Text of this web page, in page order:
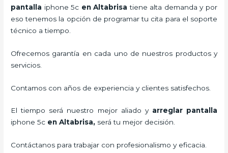
pantalla iphone 5c en Altabrisa tiene alta demanda y por
eso tenemos la opción de programar tu cita para el soporte
técnico a tiempo.
Ofrecemos garantía en cada uno de nuestros productos y
servicios.
Contamos con años de experiencia y clientes satisfechos.
El tiempo será nuestro mejor aliado y arreglar pantalla
iphone 5c en Altabrisa, será tu mejor decisión.
Contáctanos para trabajar con profesionalismo y eficacia.